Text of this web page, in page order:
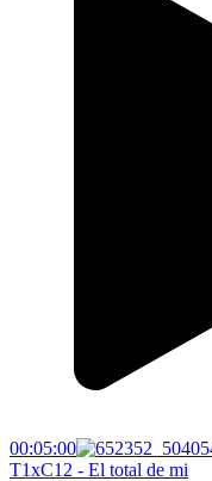
00:05:00
T1xC12 - El total de mi